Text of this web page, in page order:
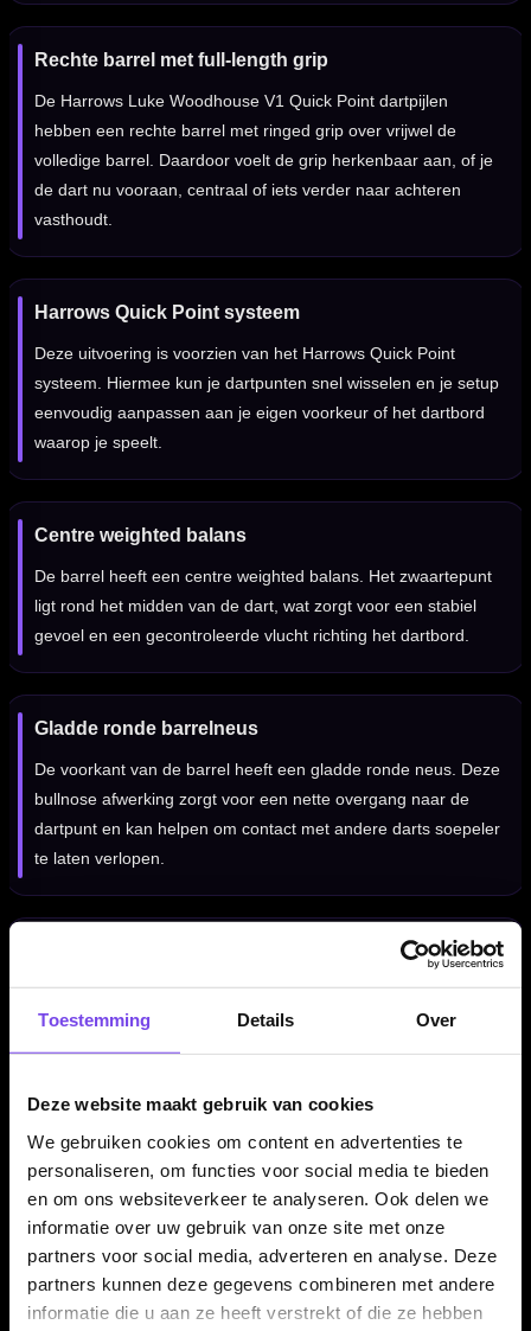
Toestemming Details Over
Deze website maakt gebruik van cookies
We gebruiken cookies om content en advertenties te
personaliseren, om functies voor social media te bieden
en om ons websiteverkeer te analyseren. Ook delen we
informatie over uw gebruik van onze site met onze
partners voor social media, adverteren en analyse. Deze
partners kunnen deze gegevens combineren met andere
informatie die u aan ze heeft verstrekt of die ze hebben
Rechte barrel met full-length grip
De Harrows Luke Woodhouse V1 Quick Point dartpijlen
hebben een rechte barrel met ringed grip over vrijwel de
volledige barrel. Daardoor voelt de grip herkenbaar aan, of je
de dart nu vooraan, centraal of iets verder naar achteren
vasthoudt.
Harrows Quick Point systeem
Deze uitvoering is voorzien van het Harrows Quick Point
systeem. Hiermee kun je dartpunten snel wisselen en je setup
eenvoudig aanpassen aan je eigen voorkeur of het dartbord
waarop je speelt.
Centre weighted balans
De barrel heeft een centre weighted balans. Het zwaartepunt
ligt rond het midden van de dart, wat zorgt voor een stabiel
gevoel en een gecontroleerde vlucht richting het dartbord.
Gladde ronde barrelneus
De voorkant van de barrel heeft een gladde ronde neus. Deze
bullnose afwerking zorgt voor een nette overgang naar de
dartpunt en kan helpen om contact met andere darts soepeler
te laten verlopen.
Compleet geleverd met shafts, flights en Quick Point
De Harrows Luke Woodhouse V1 Quick Point 90% dartpijlen
je direct spelen en heb je meteen het juiste systeem om je
punten te wisselen.
Kenmerken van de Harrows Luke Woodhouse V1 Quick
Point 90% Dartpijlen
✓ Originele Harrows Luke Woodhouse dartpijlen
✓ Ontworpen in samenwerking met Luke Woodhouse